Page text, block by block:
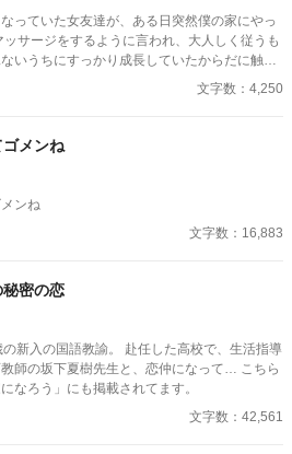
っていた女友達が、ある日突然僕の家にやっ
サージをするように言われ、大人しく従うも
いうちにすっかり成長していたからだに触れ
くなってしまう。 僕たちはただの友達……。
彼女の身体の感触が、冷静になることを許さ
文字数：4,250
メンね
ンね
文字数：16,883
密の恋
新入の国語教諭。 赴任した高校で、生活指導
師の坂下夏樹先生と、恋仲になって… こちら
なろう」にも掲載されてます。
文字数：42,561